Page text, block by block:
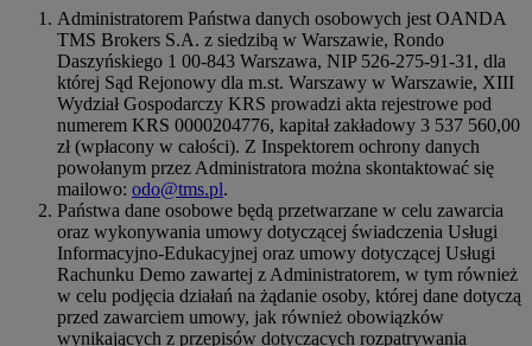
Administratorem Państwa danych osobowych jest OANDA
TMS Brokers S.A. z siedzibą w Warszawie, Rondo
Daszyńskiego 1 00-843 Warszawa, NIP 526-275-91-31, dla
której Sąd Rejonowy dla m.st. Warszawy w Warszawie, XIII
Wydział Gospodarczy KRS prowadzi akta rejestrowe pod
numerem KRS 0000204776, kapitał zakładowy 3 537 560,00
zł (wpłacony w całości). Z Inspektorem ochrony danych
powołanym przez Administratora można skontaktować się
mailowo: odo@tms.pl.
Państwa dane osobowe będą przetwarzane w celu zawarcia
oraz wykonywania umowy dotyczącej świadczenia Usługi
Informacyjno-Edukacyjnej oraz umowy dotyczącej Usługi
Rachunku Demo zawartej z Administratorem, w tym również
w celu podjęcia działań na żądanie osoby, której dane dotyczą
przed zawarciem umowy, jak również obowiązków
wynikających z przepisów dotyczących rozpatrywania